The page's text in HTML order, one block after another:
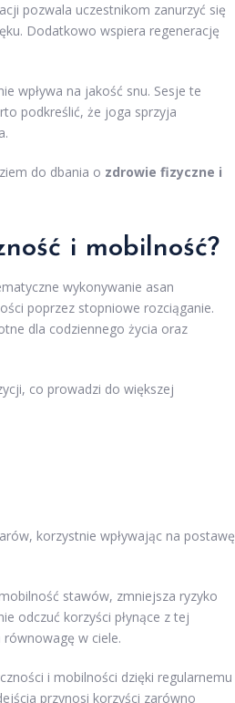
pozwala uczestnikom zanurzyć się
Dodatkowo wspiera regenerację
wpływa na jakość snu. Sesje te
podkreślić, że joga sprzyja
do dbania o zdrowie fizyczne i
i mobilność?
wykonywanie asan
poprzez stopniowe rozciąganie.
dla codziennego życia oraz
co prowadzi do większej
korzystnie wpływając na postawę
stawów, zmniejsza ryzyko
odczuć korzyści płynące z tej
równowagę w ciele.
i mobilności dzięki regularnemu
przynosi korzyści zarówno